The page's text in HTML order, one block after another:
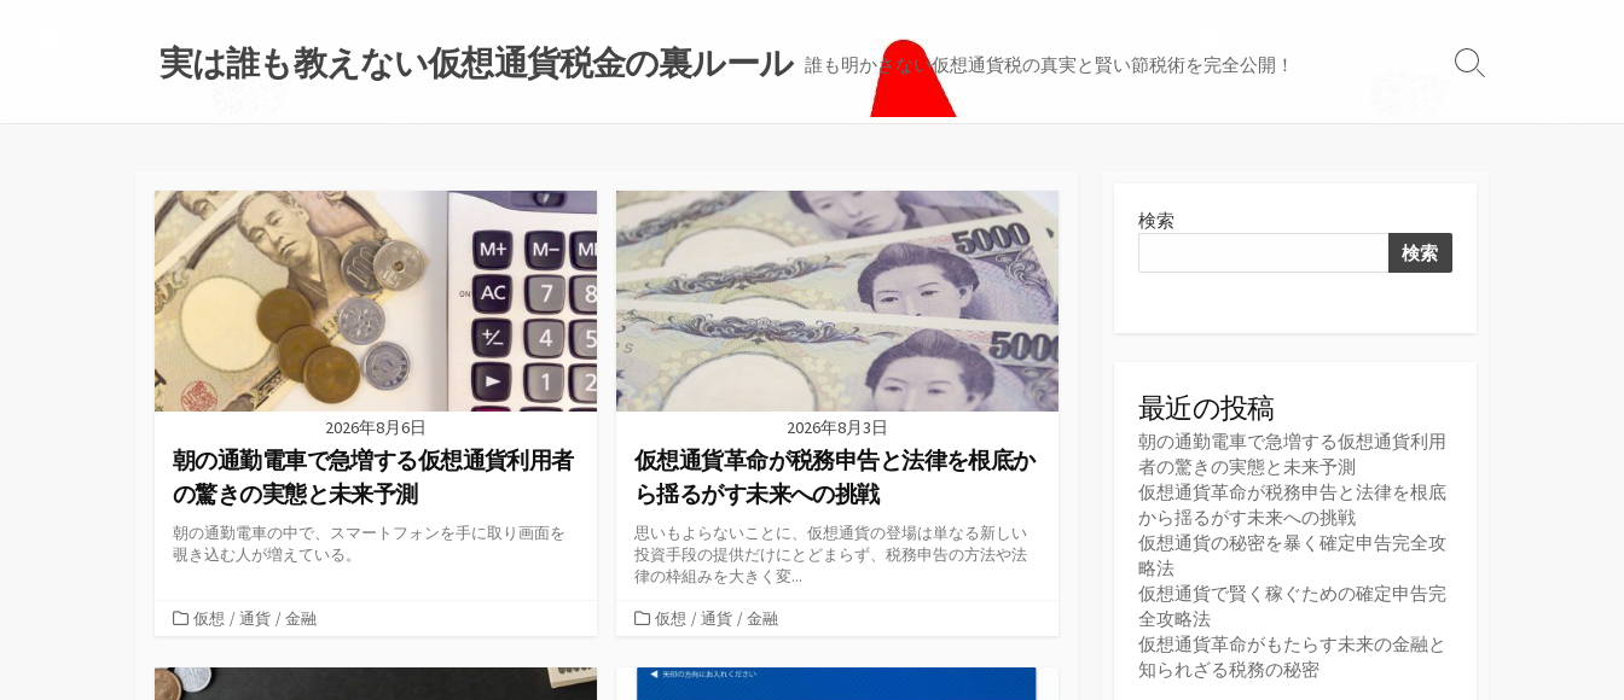
実は誰も教えない仮想通貨税金の裏ルール 誰も明かさない仮想通貨税の真実と賢い節税術を完全公開！
検
2026年8月6日
朝の通勤電車で急増する仮想通貨利用者
の驚きの実態と未来予測
朝の通勤電車の中で、スマートフォンを手に取り画面を
覗き込む人が増えている。
カ
ゴ
リ
仮想 / 通貨 / 金融
2026年8月3日
仮想通貨革命が税務申告と法律を根底か
ら揺るがす未来への挑戦
思いもよらないことに、仮想通貨の登場は単なる新しい
投資手段の提供だけにとどまらず、税務申告の方法や法
律の枠組みを大きく変...
カ
ゴ
仮想 / 通貨 / 金融
検索
検索
最近の投稿
朝の通勤電車で急増する仮想通貨利用
者の驚きの実態と未来予測
仮想通貨革命が税務申告と法律を根底
から揺るがす未来への挑戦
仮想通貨の秘密を暴く確定申告完全攻
略法
仮想通貨で賢く稼ぐための確定申告完
全攻略法
仮想通貨革命がもたらす未来の金融と
知られざる税務の秘密